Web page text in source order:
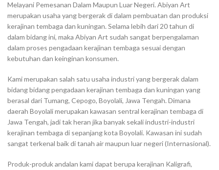
Melayani Pemesanan Dalam Maupun Luar Negeri. Abiyan Art
merupakan usaha yang bergerak di dalam pembuatan dan produksi
kerajinan tembaga dan kuningan. Selama lebih dari 20 tahun di
dalam bidang ini, maka Abiyan Art sudah sangat berpengalaman
dalam proses pengadaan kerajinan tembaga sesuai dengan
kebutuhan dan keinginan konsumen.
Kami merupakan salah satu usaha industri yang bergerak dalam
bidang bidang pengadaan kerajinan tembaga dan kuningan yang
berasal dari Tumang, Cepogo, Boyolali, Jawa Tengah. Dimana
daerah Boyolali merupakan kawasan sentral kerajinan tembaga di
Jawa Tengah, jadi tak heran jika banyak sekali industri-industri
kerajinan tembaga di sepanjang kota Boyolali. Kawasan ini sudah
sangat terkenal baik di tanah air maupun luar negeri (Internasional).
Produk-produk andalan kami dapat berupa kerajinan Kaligrafi,